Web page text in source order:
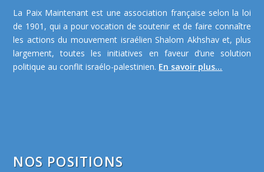
La Paix Maintenant est une association française selon la loi
de 1901, qui a pour vocation de soutenir et de faire connaître
les actions du mouvement israélien Shalom Akhshav et, plus
largement, toutes les initiatives en faveur d’une solution
politique au conflit israélo-palestinien. En savoir plus...
NOS POSITIONS